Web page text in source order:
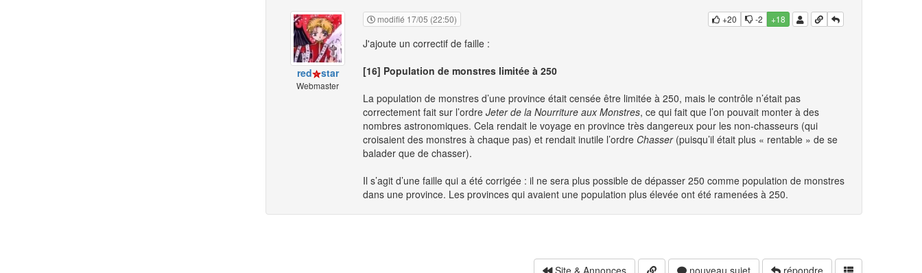
red star
Webmaster
modifié 17/05 (22:50) +20 -2 +18
J'ajoute un correctif de faille :
[16] Population de monstres limitée à 250
La population de monstres d’une province était censée être limitée à 250, mais le contrôle n’était pas
correctement fait sur l’ordre Jeter de la Nourriture aux Monstres, ce qui fait que l’on pouvait monter à des
nombres astronomiques. Cela rendait le voyage en province très dangereux pour les non-chasseurs (qui
croisaient des monstres à chaque pas) et rendait inutile l’ordre Chasser(puisqu’il était plus « rentable » de se
balader que de chasser).
Il s’agit d’une faille qui a été corrigée : il ne sera plus possible de dépasser 250 comme population de monstres
dans une province. Les provinces qui avaient une population plus élevée ont été ramenées à 250.
Site & Annonces nouveau sujet répondre